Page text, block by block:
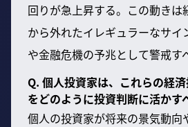
回りが急上昇する。この動きは
から外れたイレギュラーなサイ
や金融危機の予兆として警戒す
Q. 個人投資家は、これらの経
をどのように投資判断に活かす
個人の投資家が将来の景気動向